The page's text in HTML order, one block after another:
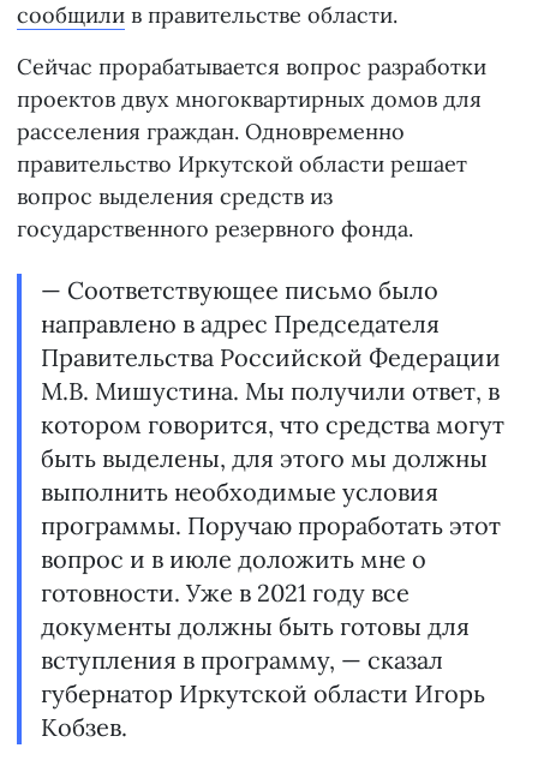
сообщили в правительстве области.
Сейчас прорабатывается вопрос разработки
проектов двух многоквартирных домов для
расселения граждан. Одновременно
правительство Иркутской области решает
вопрос выделения средств из
государственного резервного фонда.
— Соответствующее письмо было
направлено в адрес Председателя
Правительства Российской Федерации
М.В. Мишустина. Мы получили ответ, в
котором говорится, что средства могут
быть выделены, для этого мы должны
выполнить необходимые условия
программы. Поручаю проработать этот
вопрос и в июле доложить мне о
готовности. Уже в 2021 году все
документы должны быть готовы для
вступления в программу, — сказал
губернатор Иркутской области Игорь
Кобзев.